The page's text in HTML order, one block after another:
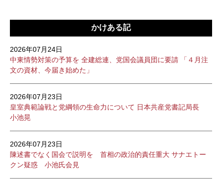
かけある記
2026年07月24日
中東情勢対策の予算を 全建総連、党国会議員団に要請 「４月注
文の資材、今届き始めた」
2026年07月23日
皇室典範論戦と党綱領の生命力について 日本共産党書記局長
小池晃
2026年07月23日
陳述書でなく国会で説明を 首相の政治的責任重大 サナエトー
クン疑惑 小池氏会見